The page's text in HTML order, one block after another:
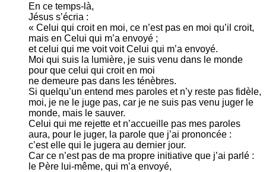
En ce temps-là,
Jésus s’écria :
« Celui qui croit en moi, ce n’est pas en moi qu’il croit,
mais en Celui qui m’a envoyé ;
et celui qui me voit voit Celui qui m’a envoyé.
Moi qui suis la lumière, je suis venu dans le monde
pour que celui qui croit en moi
ne demeure pas dans les ténèbres.
Si quelqu’un entend mes paroles et n’y reste pas fidèle,
moi, je ne le juge pas, car je ne suis pas venu juger le
monde, mais le sauver.
Celui qui me rejette et n’accueille pas mes paroles
aura, pour le juger, la parole que j’ai prononcée :
c’est elle qui le jugera au dernier jour.
Car ce n’est pas de ma propre initiative que j’ai parlé :
le Père lui-même, qui m’a envoyé,